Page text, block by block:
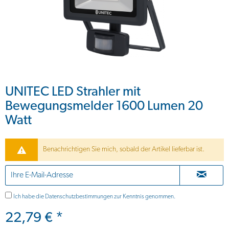
UNITEC LED Strahler mit
Bewegungsmelder 1600 Lumen 20
Watt
Benachrichtigen Sie mich, sobald der Artikel lieferbar ist.
Ich habe die Datenschutzbestimmungenzur Kenntnis genommen.
22,79 € *